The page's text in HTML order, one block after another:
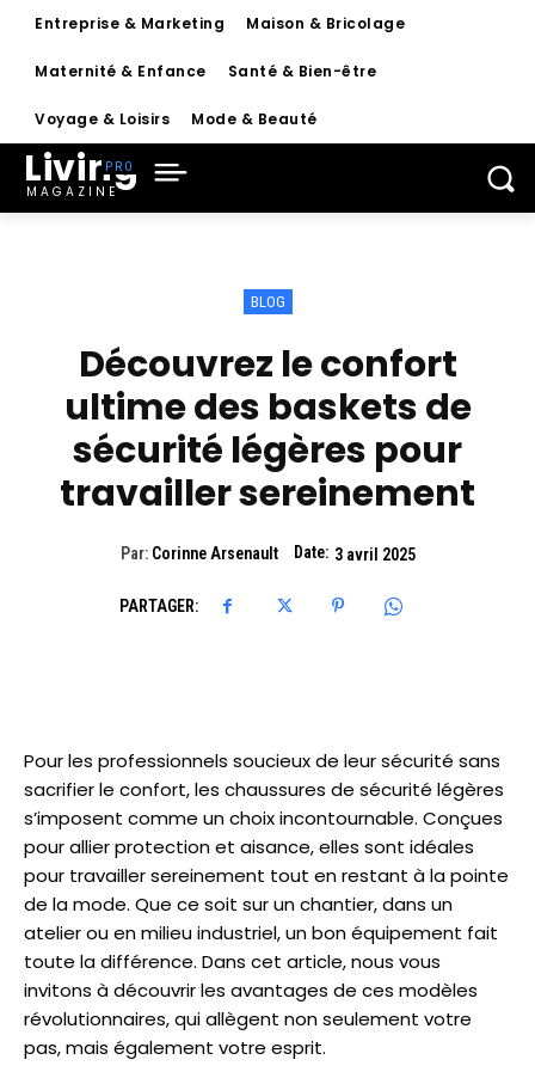
Entreprise & Marketing Maison & Bricolage
Maternité & Enfance Santé & Bien-être
Voyage & Loisirs Mode & Beauté
Living
MAGAZINE
BLOG
Découvrez le confort
ultime des baskets de
sécurité légères pour
travailler sereinement
Par: Corinne Arsenault Date: 3 avril 2025
PARTAGER:
Pour les professionnels soucieux de leur sécurité sans
sacrifier le confort, les chaussures de sécurité légères
s’imposent comme un choix incontournable. Conçues
pour allier protection et aisance, elles sont idéales
pour travailler sereinement tout en restant à la pointe
de la mode. Que ce soit sur un chantier, dans un
atelier ou en milieu industriel, un bon équipement fait
toute la différence. Dans cet article, nous vous
invitons à découvrir les avantages de ces modèles
révolutionnaires, qui allègent non seulement votre
pas, mais également votre esprit.